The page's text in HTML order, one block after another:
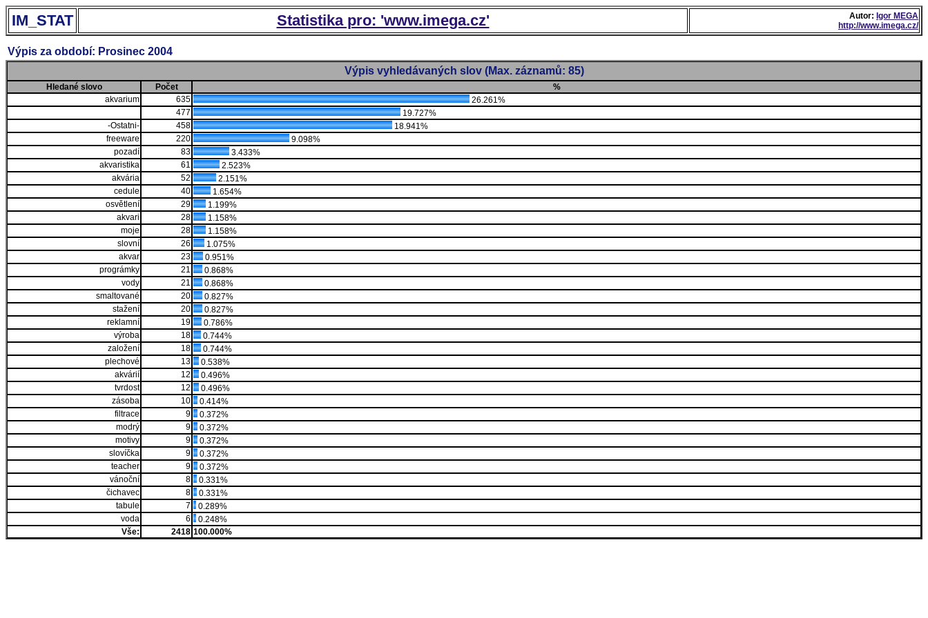
IM_STAT Statistika pro: 'www.imega.cz' Autor: Igor MEGA
http://www.imega.cz/
Výpis za období: Prosinec 2004
Výpis vyhledávaných slov (Max. záznamů: 85)
Hledané slovo Počet
%
akvarium
635
26.261%
477
19.727%
-Ostatni-
458
18.941%
freeware
220
9.098%
pozadí
83
3.433%
akvaristika
61
2.523%
akvária
52
2.151%
cedule
40
1.654%
osvětlení
29
1.199%
akvari
28
1.158%
moje
28
1.158%
slovní
26
1.075%
akvar
23
0.951%
prográmky
21
0.868%
vody
21
0.868%
smaltované
20
0.827%
stažení
20
0.827%
reklamní
19
0.786%
výroba
18
0.744%
založení
18
0.744%
plechové
13
0.538%
akvárií
12
0.496%
tvrdost
12
0.496%
zásoba
10
0.414%
filtrace
9
0.372%
modrý
9
0.372%
motivy
9
0.372%
slovíčka
9
0.372%
teacher
9
0.372%
vánoční
8
0.331%
čichavec
8
0.331%
tabule
7
0.289%
voda
6
0.248%
Vše:
2418 100.000%